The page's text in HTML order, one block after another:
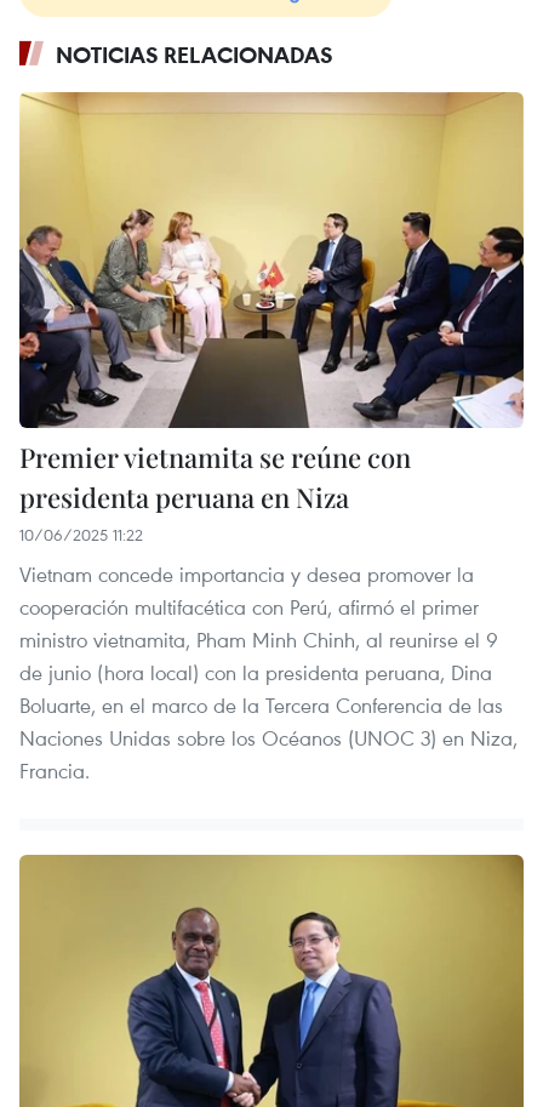
NOTICIAS RELACIONADAS
Premier vietnamita se reúne con
presidenta peruana en Niza
10/06/2025 11:22
Vietnam concede importancia y desea promover la
cooperación multifacética con Perú, afirmó el primer
ministro vietnamita, Pham Minh Chinh, al reunirse el 9
de junio (hora local) con la presidenta peruana, Dina
Boluarte, en el marco de la Tercera Conferencia de las
Naciones Unidas sobre los Océanos (UNOC 3) en Niza,
Francia.